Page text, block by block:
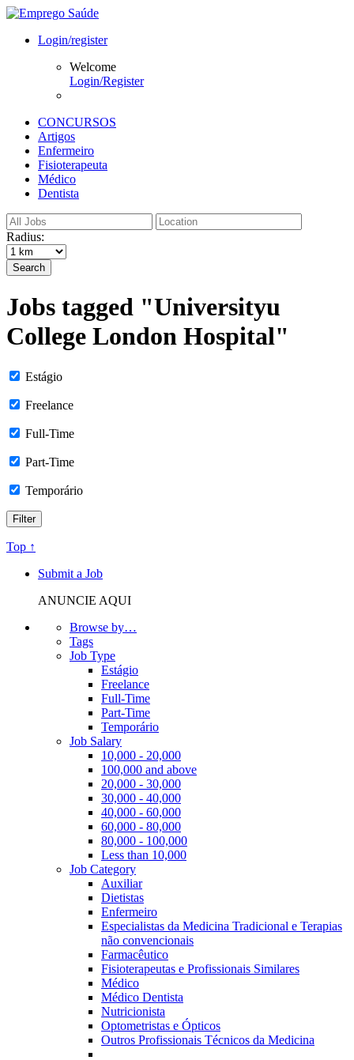
Login/register
Welcome
Login/Register
CONCURSOS
Artigos
Enfermeiro
Fisioterapeuta
Médico
Dentista
Radius:
Search
Jobs tagged "Universityu
College London Hospital"
Estágio
Freelance
Full-Time
Part-Time
Temporário
Top ↑
Submit a Job
ANUNCIE AQUI
Browse by…
Tags
Job Type
Estágio
Freelance
Full-Time
Part-Time
Temporário
Job Salary
10,000 - 20,000
100,000 and above
20,000 - 30,000
30,000 - 40,000
40,000 - 60,000
60,000 - 80,000
80,000 - 100,000
Less than 10,000
Job Category
Auxiliar
Dietistas
Enfermeiro
Especialistas da Medicina Tradicional e Terapias
não convencionais
Farmacêutico
Fisioterapeutas e Profissionais Similares
Médico
Médico Dentista
Nutricionista
Optometristas e Ópticos
Outros Profissionais Técnicos da Medicina